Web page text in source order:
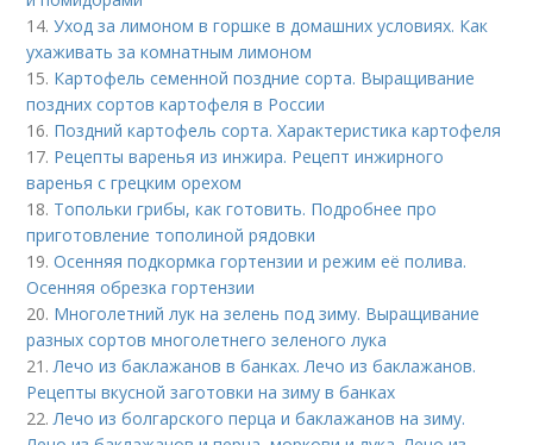
14.Уход за лимоном в горшке в домашних условиях. Как
ухаживать за комнатным лимоном
15. Картофель семенной поздние сорта. Выращивание
поздних сортов картофеля в России
16. Поздний картофель сорта. Характеристика картофеля
17. Рецепты варенья из инжира. Рецепт инжирного
варенья с грецким орехом
18. Топольки грибы, как готовить. Подробнее про
приготовление тополиной рядовки
19.Осенняя подкормка гортензии и режим её полива.
Осенняя обрезка гортензии
20. Многолетний лук на зелень под зиму. Выращивание
разных сортов многолетнего зеленого лука
21. Лечо из баклажанов в банках. Лечо из баклажанов.
Рецепты вкусной заготовки на зиму в банках
22. Лечо из болгарского перца и баклажанов на зиму.